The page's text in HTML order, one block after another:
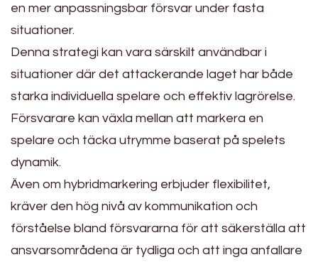
en mer anpassningsbar försvar under fasta
situationer.
Denna strategi kan vara särskilt användbar i
situationer där det attackerande laget har både
starka individuella spelare och effektiv lagrörelse.
Försvarare kan växla mellan att markera en
spelare och täcka utrymme baserat på spelets
dynamik.
Även om hybridmarkering erbjuder flexibilitet,
kräver den hög nivå av kommunikation och
förståelse bland försvararna för att säkerställa att
ansvarsområdena är tydliga och att inga anfallare